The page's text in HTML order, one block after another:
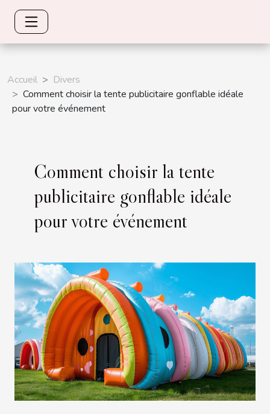
Accueil
Divers
Comment choisir la tente publicitaire gonflable idéale
pour votre événement
Comment choisir la tente
publicitaire gonflable idéale
pour votre événement